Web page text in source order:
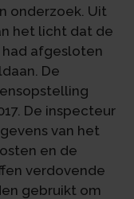
onderzoek. Uit
het licht dat de
afgesloten
De
De inspecteur
van het
en de
verdovende
gebruikt om